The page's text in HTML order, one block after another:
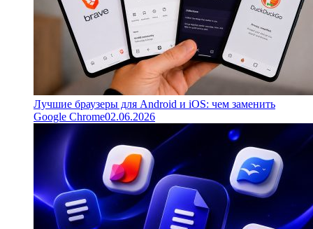
Лучшие браузеры для Android и iOS: чем заменить
Google Chrome02.06.2026